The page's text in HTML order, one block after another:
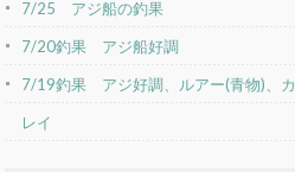
7/25 アジ船の釣果
7/20釣果 アジ船好調
7/19釣果 アジ好調、ルアー(青物)、カ
レイ